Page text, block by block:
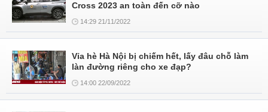
Cross 2023 an toàn đến cỡ nào
14:29 21/11/2022
Vỉa hè Hà Nội bị chiếm hết, lấy đâu chỗ làm
làn đường riêng cho xe đạp?
14:00 22/09/2022